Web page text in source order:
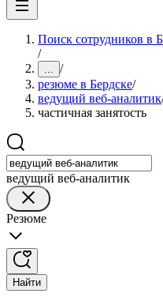
Поиск сотрудников в
/
... /
резюме в Бердске/
ведущий веб-аналитик
частичная занятость
ведущий веб-аналитик
Резюме
Найти